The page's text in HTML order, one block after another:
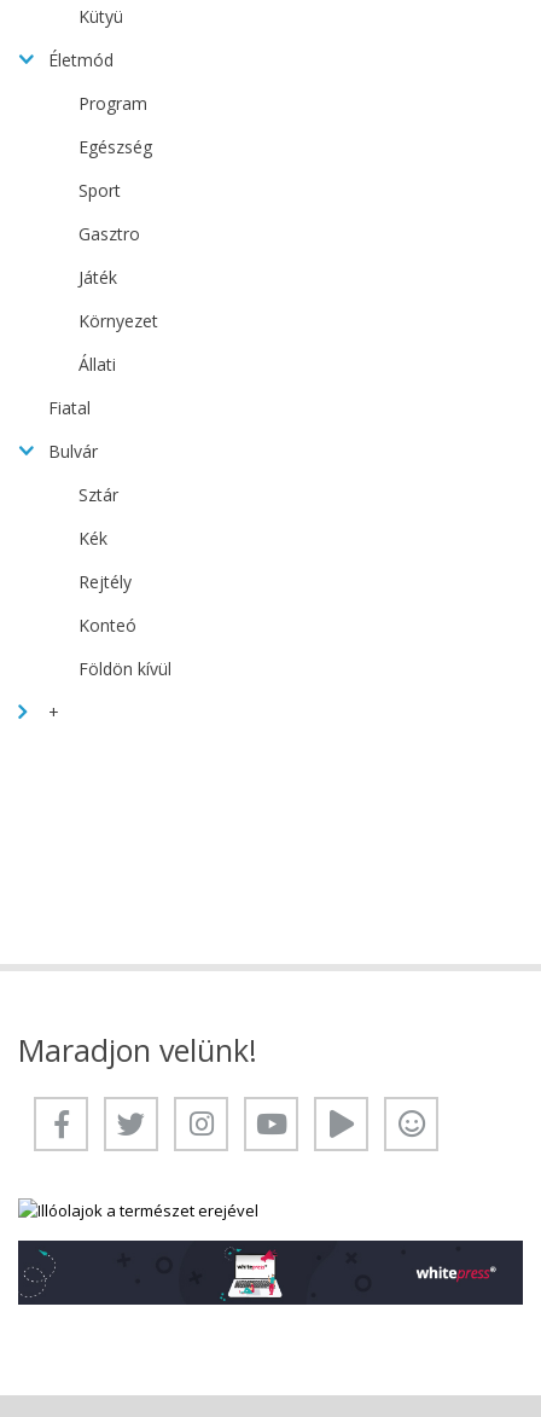
Kütyü
Életmód
Program
Egészség
Sport
Gasztro
Játék
Környezet
Állati
Fiatal
Bulvár
Sztár
Kék
Rejtély
Konteó
Földön kívül
+
Maradjon velünk!